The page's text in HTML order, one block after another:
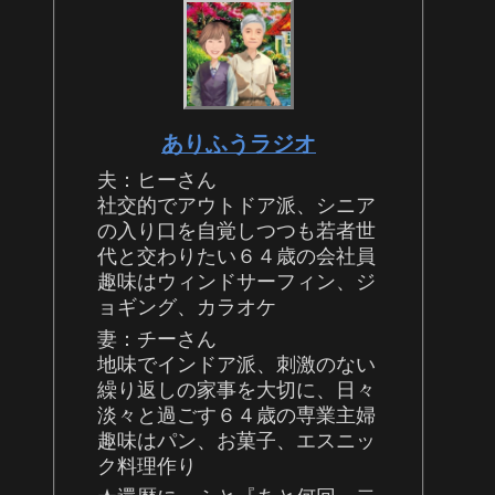
ありふうラジオ
夫：ヒーさん
社交的でアウトドア派、シニア
の入り口を自覚しつつも若者世
代と交わりたい６４歳の会社員
趣味はウィンドサーフィン、ジ
ョギング、カラオケ
妻：チーさん
地味でインドア派、刺激のない
繰り返しの家事を大切に、日々
淡々と過ごす６４歳の専業主婦
趣味はパン、お菓子、エスニッ
ク料理作り